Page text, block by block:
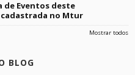
de Eventos deste
no Mtur
Mostrar todos
BLOG